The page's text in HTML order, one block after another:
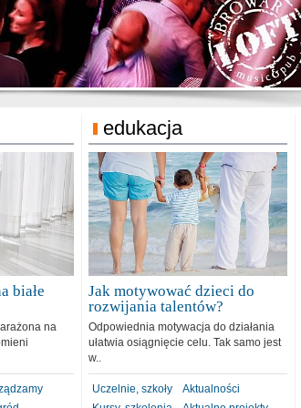
31.12.2018
Michelin
białe
na
edukacja
Jak motywować dzieci do
rozwijania talentów?
Odpowiednia motywacja do działania
ułatwia osiągnięcie celu. Tak samo jest
w..
Uczelnie, szkoły
Aktualności